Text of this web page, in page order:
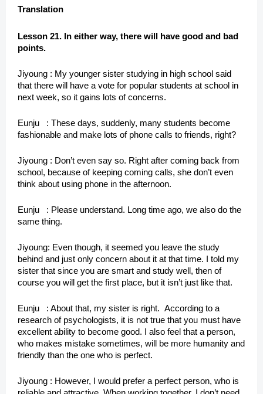
Translation
Lesson 21. In either way, there will have good and bad
points.
Jiyoung : My younger sister studying in high school said
that there will have a vote for popular students at school in
next week, so it gains lots of concerns.
Eunju : These days, suddenly, many students become
fashionable and make lots of phone calls to friends, right?
Jiyoung : Don’t even say so. Right after coming back from
school, because of keeping coming calls, she don’t even
think about using phone in the afternoon.
Eunju : Please understand. Long time ago, we also do the
same thing.
Jiyoung: Even though, it seemed you leave the study
behind and just only concern about it at that time. I told my
sister that since you are smart and study well, then of
course you will get the first place, but it isn’t just like that.
Eunju : About that, my sister is right. According to a
research of psychologists, it is not true that you must have
excellent ability to become good. I also feel that a person,
who makes mistake sometimes, will be more humanity and
friendly than the one who is perfect.
Jiyoung : However, I would prefer a perfect person, who is